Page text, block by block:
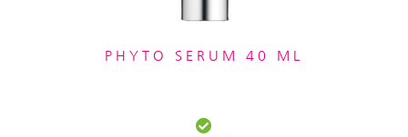
PHYTO SERUM 40 ML